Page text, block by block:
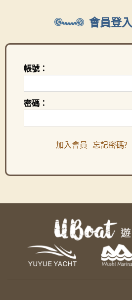
會員登入
帳號：
密碼：
加入會員 忘記密碼?